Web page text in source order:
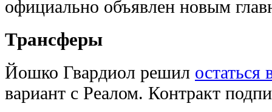
официально объявлен новым
Трансферы
Йошко Гвардиол решил
вариант с Реалом. Контракт